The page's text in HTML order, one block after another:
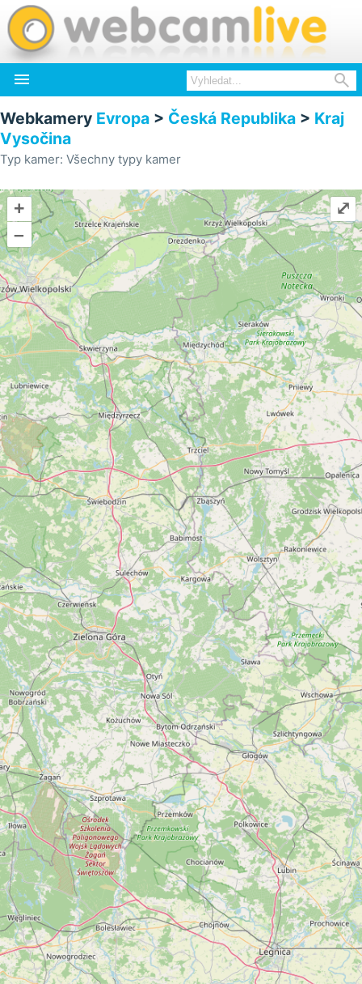
 
Webkamery Evropa > Česká Republika > Kraj
Vysočina
Typ kamer: Všechny typy kamer
+
–
⤢